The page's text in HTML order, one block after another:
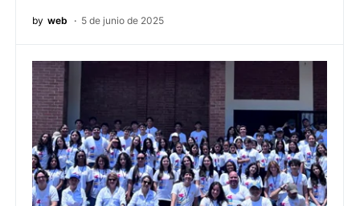
by web 5 de junio de 2025